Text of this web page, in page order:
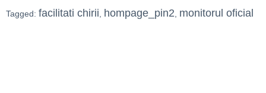
Tagged: facilitati chirii, hompage_pin2, monitorul oficial